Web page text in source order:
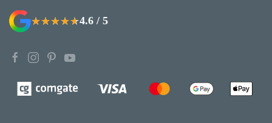
★★★★★
★★★★★4.6 / 5